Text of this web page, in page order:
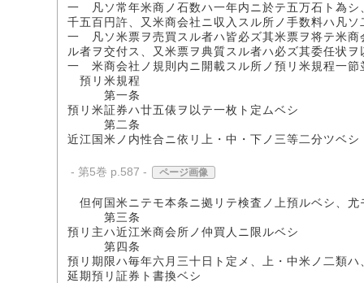
一 凡ソ常年米商ノ石数ハ一年内ニ於テ五万石ト為シ
千五百円許、又米商会社ニ収入スル所ノ手数料ハ凡ソ
一 凡ソ米票ヲ売買スル者ハ皆必ズ其米票ヲ将テ米商
ル者ヲ交付ス、又米票ヲ典質スル者ハ必ズ其委任状ヲ
一 米商会社ノ規則内ニ開載スル所ノ預リ米規程一節
預リ米規程
第一条
預リ米証券ハ廿五俵ヲ以テ一枚ト定ムベシ
第二条
近江国米ノ内性合ニ依リ上・中・下ノ三等二分ツベシ
- 第5巻 p.587 - ページ画像
但何国米ニテモ本条ニ拠リテ検査ノ上預ルベシ、尤
第三条
預リ主ハ近江米商会所ノ仲買人ニ限ルベシ
第四条
預リ期限ハ毎年六月三十日ト定メ、上・中米ノ二類
延期預リ証券ト書換ベシ